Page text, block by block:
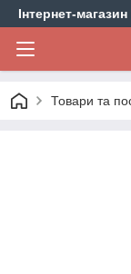
Інтернет-
Товари та